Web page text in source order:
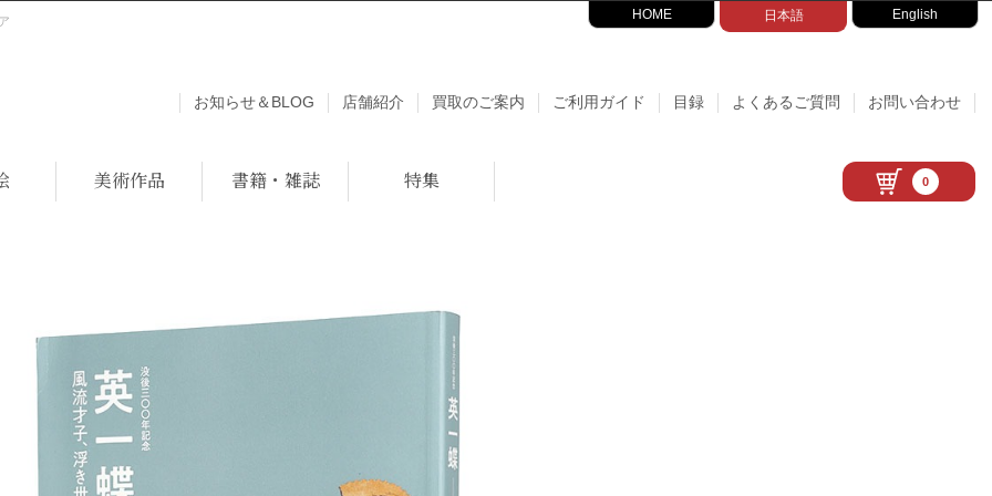
HOME 日本語 English
お知らせ＆BLOG 店舗紹介 買取のご案内 ご利用ガイド 目録 よくあるご質問 お問い合わせ
美術作品 書籍・雑誌 特集 0